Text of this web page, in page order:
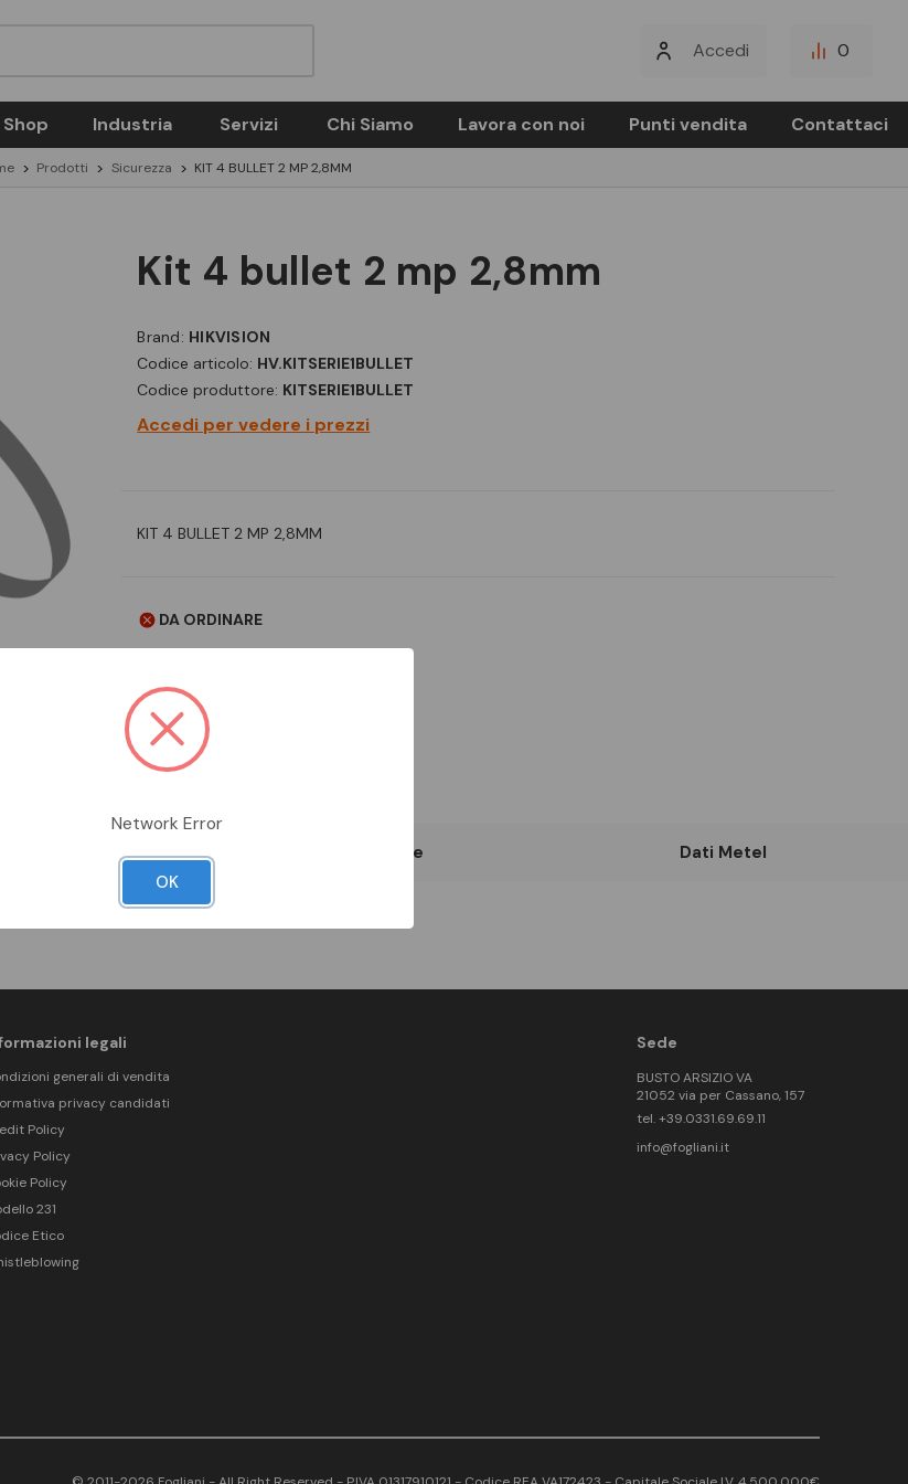
Accedi 0
Industria Servizi Chi Siamo Lavora con noi Punti vendita Contattaci
Prodotti Sicurezza KIT 4 BULLET 2 MP 2,8MM
kit 4 bullet 2 mp 2,8mm
Brand: HIKVISION
Codice articolo: HV.KITSERIE1BULLET
Codice produttore: KITSERIE1BULLET
Accedi per vedere i prezzi
KIT 4 BULLET 2 MP 2,8MM
DA ORDINARE
Aggiungi alla comparazione
Documentazione Dati Metel
legali
generali di vendita
privacy candidati
Policy
Policy
Policy
231
Etico
Sede
BUSTO ARSIZIO VA
21052 via per Cassano, 157
tel. +39.0331.69.69.11
info@fogliani.it
Network Error
OK